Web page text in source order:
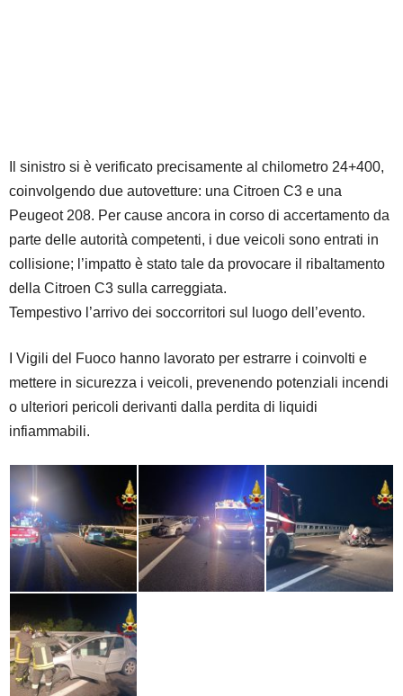
​Il sinistro si è verificato precisamente al chilometro 24+400,
coinvolgendo due autovetture: una Citroen C3 e una
Peugeot 208. Per cause ancora in corso di accertamento da
parte delle autorità competenti, i due veicoli sono entrati in
collisione; l’impatto è stato tale da provocare il ribaltamento
della Citroen C3 sulla carreggiata.
​Tempestivo l’arrivo dei soccorritori sul luogo dell’evento.
I ​Vigili del Fuoco hanno lavorato per estrarre i coinvolti e
mettere in sicurezza i veicoli, prevenendo potenziali incendi
o ulteriori pericoli derivanti dalla perdita di liquidi
infiammabili.